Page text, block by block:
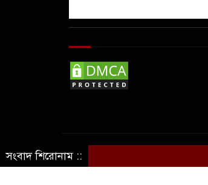
© Copyright By © Voice
সংবাদ শিরোনাম ::